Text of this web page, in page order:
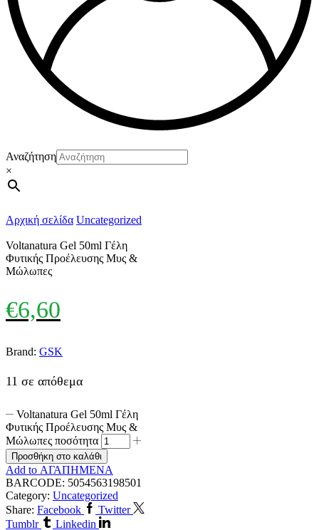
Αναζήτηση
×
Αρχική σελίδα Uncategorized
Voltanatura Gel 50ml Γέλη
Φυτικής Προέλευσης Μυς &
Μώλωπες
€6,60
Brand: GSK
11 σε απόθεμα
Voltanatura Gel 50ml Γέλη
Φυτικής Προέλευσης Μυς &
Μώλωπες ποσότητα
Προσθήκη στο καλάθι
Add to ΑΓΑΠΗΜΕΝΑ
BARCODE: 5054563198501
Category: Uncategorized
Share: Facebook
Twitter
Tumblr
Linkedin